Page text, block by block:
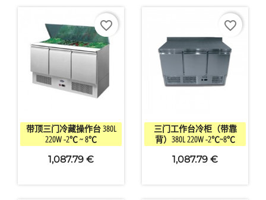
快速查看
带顶三门冷藏操作台 380L
220W -2℃ ~ 8℃
1,087.79 €
favorite_border
快速查看
三门工作台冷柜（带靠
背）380L 220W -2℃~8℃
1,087.79 €
favorite_border